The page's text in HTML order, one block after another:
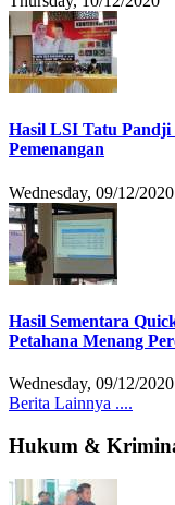
Hasil LSI Tatu Pandji
Pemenangan
Wednesday, 09/12/2020
Hasil Sementara
Petahana Menang
Wednesday, 09/12/2020
Berita Lainnya ....
Hukum &